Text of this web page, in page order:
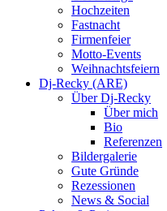
Hochzeiten
Fastnacht
Firmenfeier
Motto-Events
Weihnachtsfeiern
Dj-Recky (ARE)
Über Dj-Recky
Über mich
Bio
Referenzen
Bildergalerie
Gute Gründe
Rezessionen
News & Social